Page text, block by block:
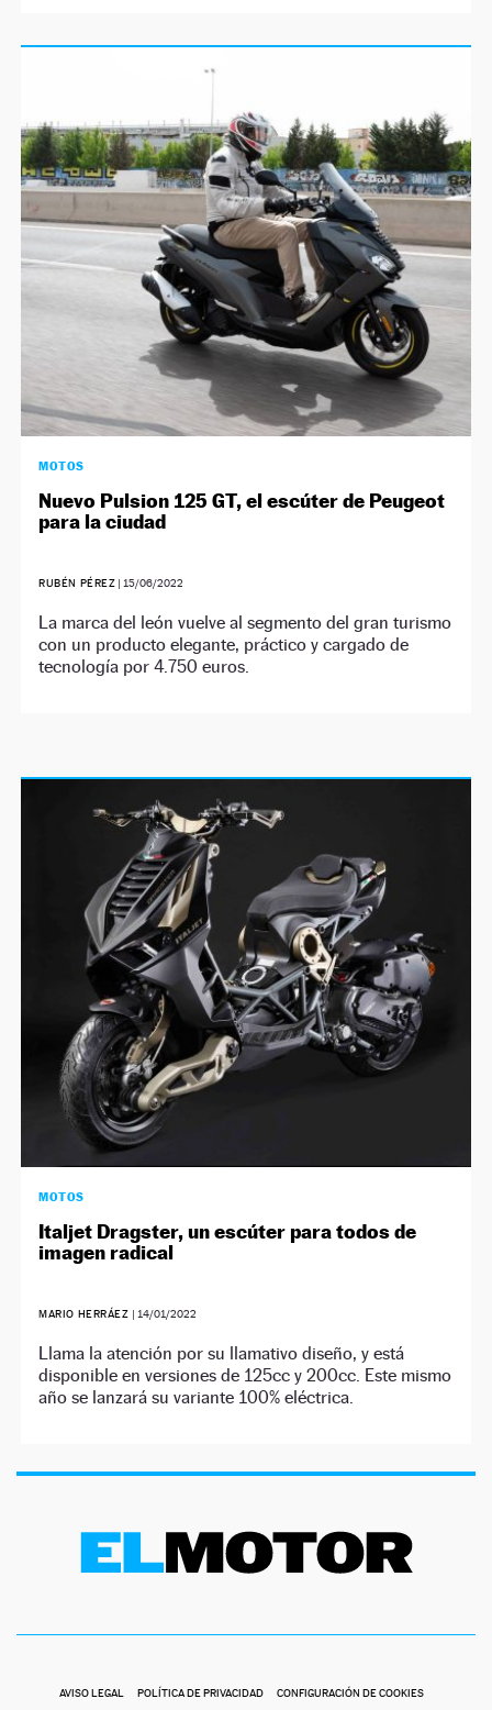
MOTOS
Nuevo Pulsion 125 GT, el escúter de Peugeot
para la ciudad
RUBÉN PÉREZ | 15/06/2022
La marca del león vuelve al segmento del gran turismo
con un producto elegante, práctico y cargado de
tecnología por 4.750 euros.
MOTOS
Italjet Dragster, un escúter para todos de
imagen radical
MARIO HERRÁEZ | 14/01/2022
Llama la atención por su llamativo diseño, y está
disponible en versiones de 125cc y 200cc. Este mismo
año se lanzará su variante 100% eléctrica.
AVISO LEGAL POLÍTICA DE PRIVACIDAD CONFIGURACIÓN DE COOKIES